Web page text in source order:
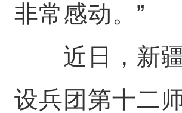
非常感动。”
近日，新疆
设兵团第十二